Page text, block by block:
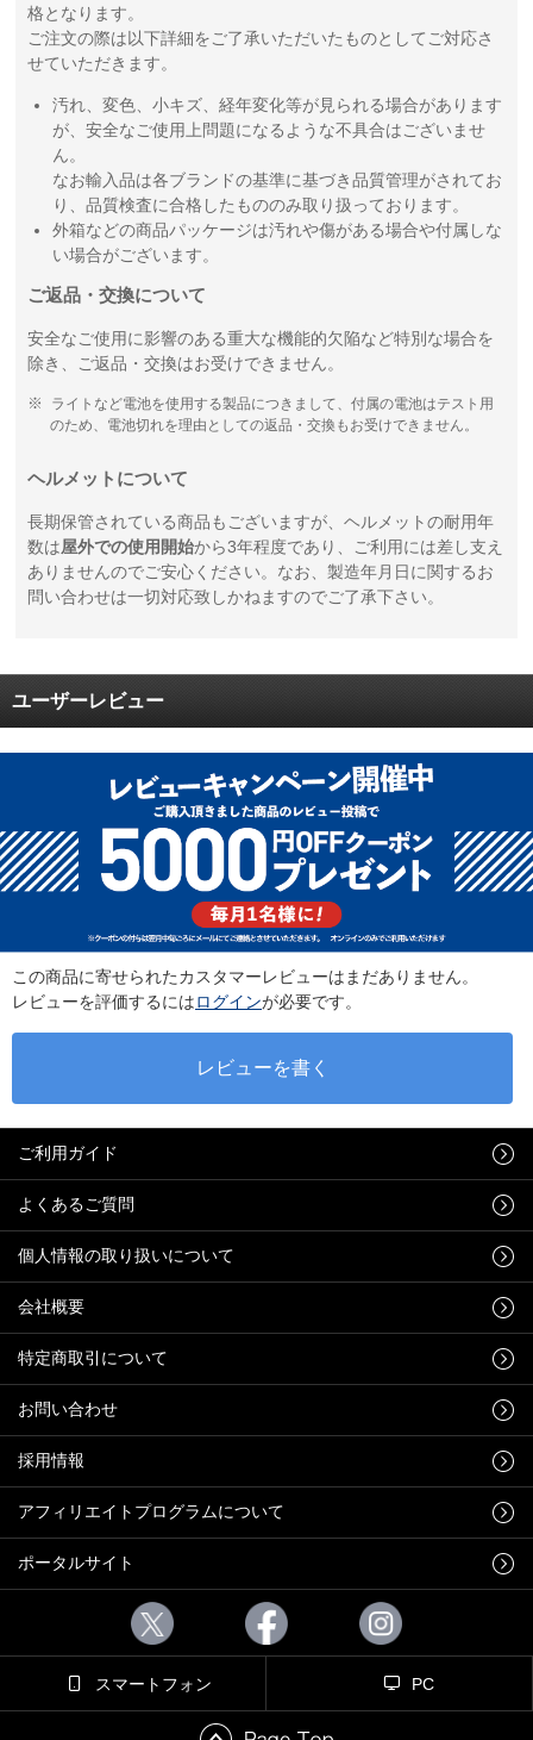
格となります。
ご注文の際は以下詳細をご了承いただいたものとしてご対応さ
せていただきます。
汚れ、変色、小キズ、経年変化等が見られる場合があります
が、安全なご使用上問題になるような不具合はございませ
ん。
なお輸入品は各ブランドの基準に基づき品質管理がされてお
り、品質検査に合格したもののみ取り扱っております。
外箱などの商品パッケージは汚れや傷がある場合や付属しな
い場合がございます。
ご返品・交換について
安全なご使用に影響のある重大な機能的欠陥など特別な場合を
除き、ご返品・交換はお受けできません。
ライトなど電池を使用する製品につきまして、付属の電池はテスト用
のため、電池切れを理由としての返品・交換もお受けできません。
ヘルメットについて
長期保管されている商品もございますが、ヘルメットの耐用年
数は屋外での使用開始から3年程度であり、ご利用には差し支え
ありませんのでご安心ください。なお、製造年月日に関するお
問い合わせは一切対応致しかねますのでご了承下さい。
ユーザーレビュー
この商品に寄せられたカスタマーレビューはまだありません。
レビューを評価するにはログインが必要です。
ご利用ガイド
よくあるご質問
個人情報の取り扱いについて
会社概要
特定商取引について
お問い合わせ
採用情報
アフィリエイトプログラムについて
ポータルサイト
スマートフォン PC